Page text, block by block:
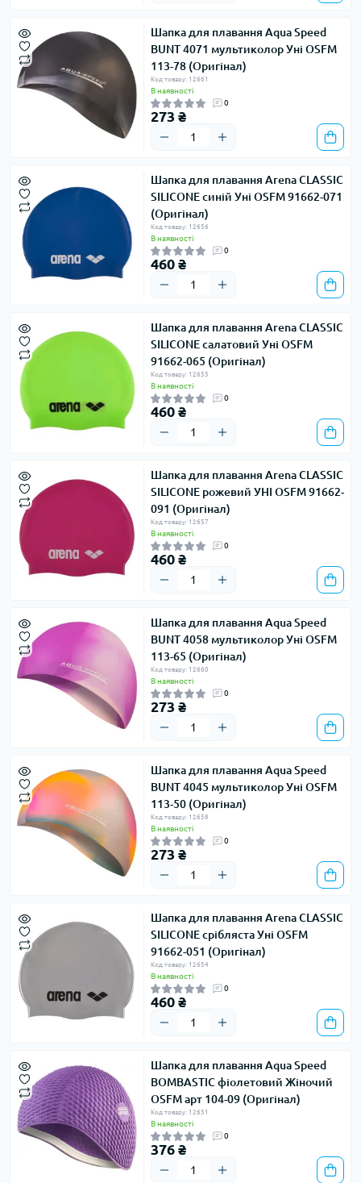
Шапка для плавання Aqua Speed ​​
BUNT 4071 мультиколор Уні OSFM
113-78 (Оригінал)
Код товару: 12661
В наявності
0
273 ₴
Шапка для плавання Arena CLASSIC
SILICONE синій Уні OSFM 91662-071
(Оригінал)
Код товару: 12656
В наявності
0
460 ₴
Шапка для плавання Arena CLASSIC
SILICONE салатовий Уні OSFM
91662-065 (Оригінал)
Код товару: 12655
В наявності
0
460 ₴
Шапка для плавання Arena CLASSIC
SILICONE рожевий УНІ OSFM 91662-
091 (Оригінал)
Код товару: 12657
В наявності
0
460 ₴
Шапка для плавання Aqua Speed ​​
BUNT 4058 мультиколор Уні OSFM
113-65 (Оригінал)
Код товару: 12660
В наявності
0
273 ₴
Шапка для плавання Aqua Speed ​​
BUNT 4045 мультиколор Уні OSFM
113-50 (Оригінал)
Код товару: 12658
В наявності
0
273 ₴
Шапка для плавання Arena CLASSIC
SILICONE срібляста Уні OSFM
91662-051 (Оригінал)
Код товару: 12654
В наявності
0
460 ₴
Шапка для плавання Aqua Speed ​​
BOMBASTIC фіолетовий Жіночий
OSFM арт 104-09 (Оригінал)
Код товару: 12651
В наявності
0
376 ₴